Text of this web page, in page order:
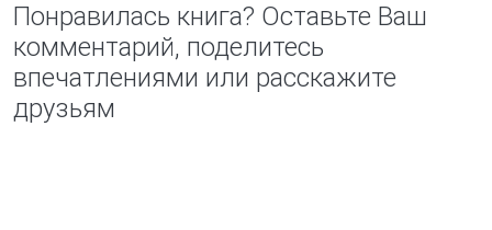
Понравилась книга? Оставьте Ваш
комментарий, поделитесь
впечатлениями или расскажите
друзьям